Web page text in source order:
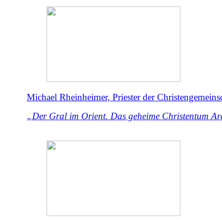
Michael Rheinheimer, Priester der
„Der Gral im Orient. Das geheime Christentum